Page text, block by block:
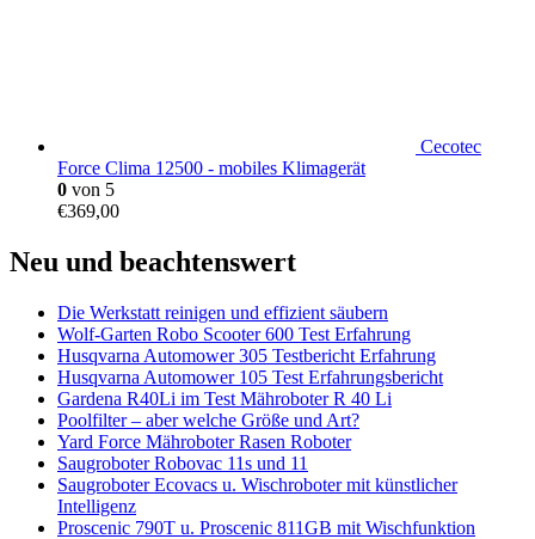
Cecotec
Force Clima 12500 - mobiles Klimagerät
0 von 5
€369,00
Neu und beachtenswert
Die Werkstatt reinigen und effizient säubern
Wolf-Garten Robo Scooter 600 Test Erfahrung
Husqvarna Automower 305 Testbericht Erfahrung
Husqvarna Automower 105 Test Erfahrungsbericht
Gardena R40Li im Test Mähroboter R 40 Li
Poolfilter – aber welche Größe und Art?
Yard Force Mähroboter Rasen Roboter
Saugroboter Robovac 11s und 11
Saugroboter Ecovacs u. Wischroboter mit künstlicher
Intelligenz
Proscenic 790T u. Proscenic 811GB mit Wischfunktion